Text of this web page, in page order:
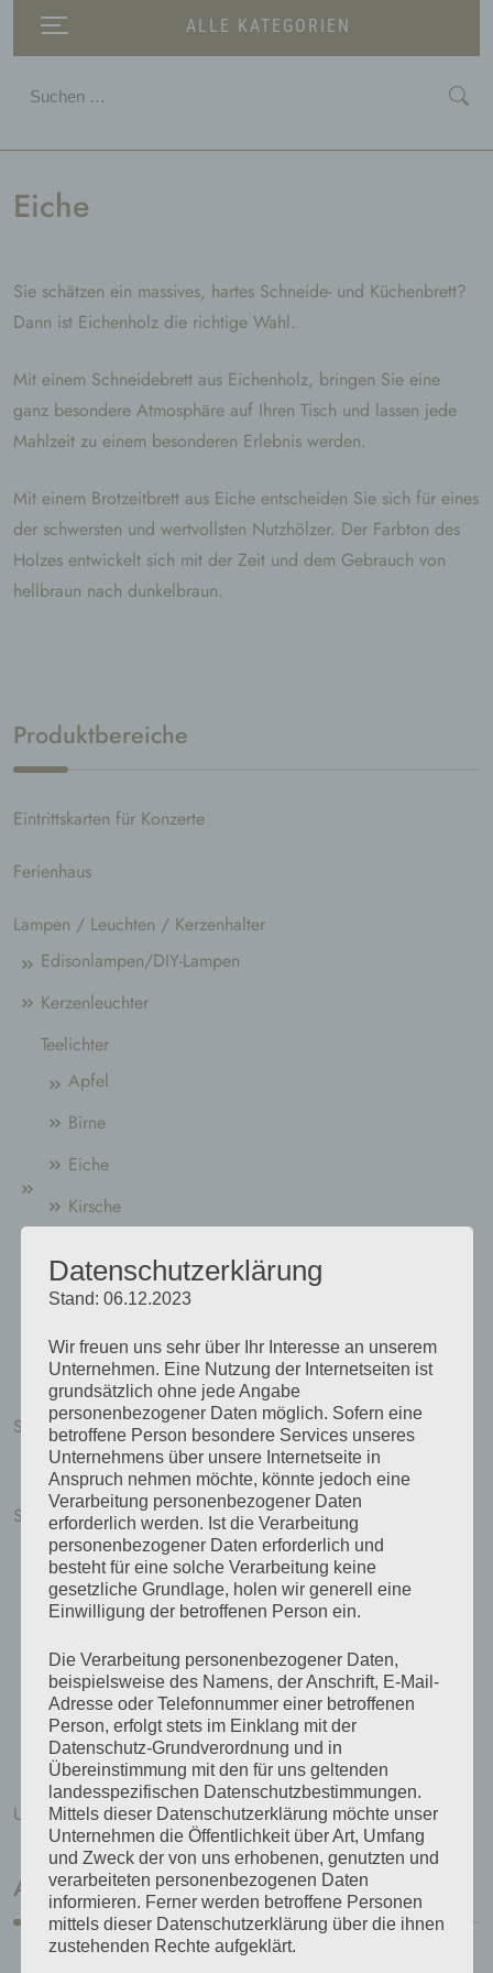
ALLE KATEGORIEN
Eiche
Sie schätzen ein massives, hartes Schneide- und Küchenbrett?
Dann ist Eichenholz die richtige Wahl.
Mit einem Schneidebrett aus Eichenholz, bringen Sie eine
ganz besondere Atmosphäre auf Ihren Tisch und lassen jede
Mahlzeit zu einem besonderen Erlebnis werden.
Mit einem Brotzeitbrett aus Eiche entscheiden Sie sich für eines
der schwersten und wertvollsten Nutzhölzer. Der Farbton des
Holzes entwickelt sich mit der Zeit und dem Gebrauch von
hellbraun nach dunkelbraun.
Produktbereiche
Eintrittskarten für Konzerte
Ferienhaus
Lampen / Leuchten / Kerzenhalter
Edisonlampen/DIY-Lampen
Kerzenleuchter
Teelichter
Apfel
Birne
Eiche
Kirsche
Pflaume
Windlichter
Schemel / Beistelltische
Eiche
Schneidebretter
Eiche
Esche
Kirsche
Nußbaum
Robinie
Unkategorisiert
Angebote
Datenschutzerklärung
Stand: 06.12.2023
Wir freuen uns sehr über Ihr Interesse an unserem
Unternehmen. Eine Nutzung der Internetseiten ist
grundsätzlich ohne jede Angabe
personenbezogener Daten möglich. Sofern eine
betroffene Person besondere Services unseres
Unternehmens über unsere Internetseite in
Anspruch nehmen möchte, könnte jedoch eine
Verarbeitung personenbezogener Daten
erforderlich werden. Ist die Verarbeitung
personenbezogener Daten erforderlich und
besteht für eine solche Verarbeitung keine
gesetzliche Grundlage, holen wir generell eine
Einwilligung der betroffenen Person ein.
Die Verarbeitung personenbezogener Daten,
beispielsweise des Namens, der Anschrift, E-Mail-
Adresse oder Telefonnummer einer betroffenen
Person, erfolgt stets im Einklang mit der
Datenschutz-Grundverordnung und in
Übereinstimmung mit den für uns geltenden
landesspezifischen Datenschutzbestimmungen.
Mittels dieser Datenschutzerklärung möchte unser
Unternehmen die Öffentlichkeit über Art, Umfang
und Zweck der von uns erhobenen, genutzten und
verarbeiteten personenbezogenen Daten
informieren. Ferner werden betroffene Personen
mittels dieser Datenschutzerklärung über die ihnen
zustehenden Rechte aufgeklärt.